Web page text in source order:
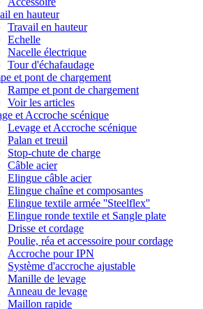
en hauteur
Travail en hauteur
Echelle
Nacelle électrique
Tour d'échafaudage
et pont de chargement
Rampe et pont de chargement
Voir les articles
et Accroche scénique
Levage et Accroche scénique
Palan et treuil
Stop-chute de charge
Câble acier
Elingue câble acier
Elingue chaîne et composantes
Elingue textile armée ''Steelflex''
Elingue ronde textile et Sangle plate
Drisse et cordage
Poulie, réa et accessoire pour cordage
Accroche pour IPN
Système d'accroche ajustable
Manille de levage
Anneau de levage
Maillon rapide